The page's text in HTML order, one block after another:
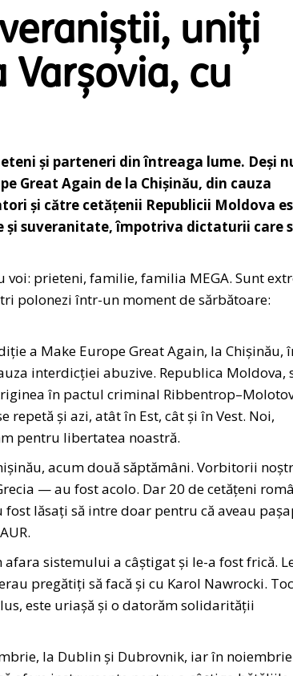
uniți
cu
și parteneri din întreaga lume. Deși
Great Again de la Chișinău, din cauza
și către cetățenii Republicii Moldova
și suveranitate, împotriva dictaturii care
prieteni, familie, familia MEGA. Sunt
polonezi într-un moment de sărbătoare:
a Make Europe Great Again, la Chișinău,
interdicției abuzive. Republica Moldova,
în pactul criminal
și azi, atât în Est, cât și în Vest. Noi,
pentru libertatea noastră.
acum două săptămâni. Vorbitorii
— au fost acolo. Dar 20 de cetățeni
lăsați să intre doar pentru că aveau
sistemului a câștigat și le-a fost frică.
pregătiți să facă și cu Karol Nawrocki.
este uriașă și o datorăm solidarității
la Dublin și Dubrovnik, iar în